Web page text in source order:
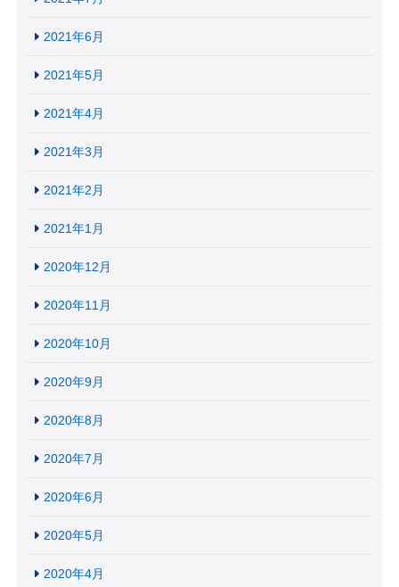
2021年6月
2021年5月
2021年4月
2021年3月
2021年2月
2021年1月
2020年12月
2020年11月
2020年10月
2020年9月
2020年8月
2020年7月
2020年6月
2020年5月
2020年4月